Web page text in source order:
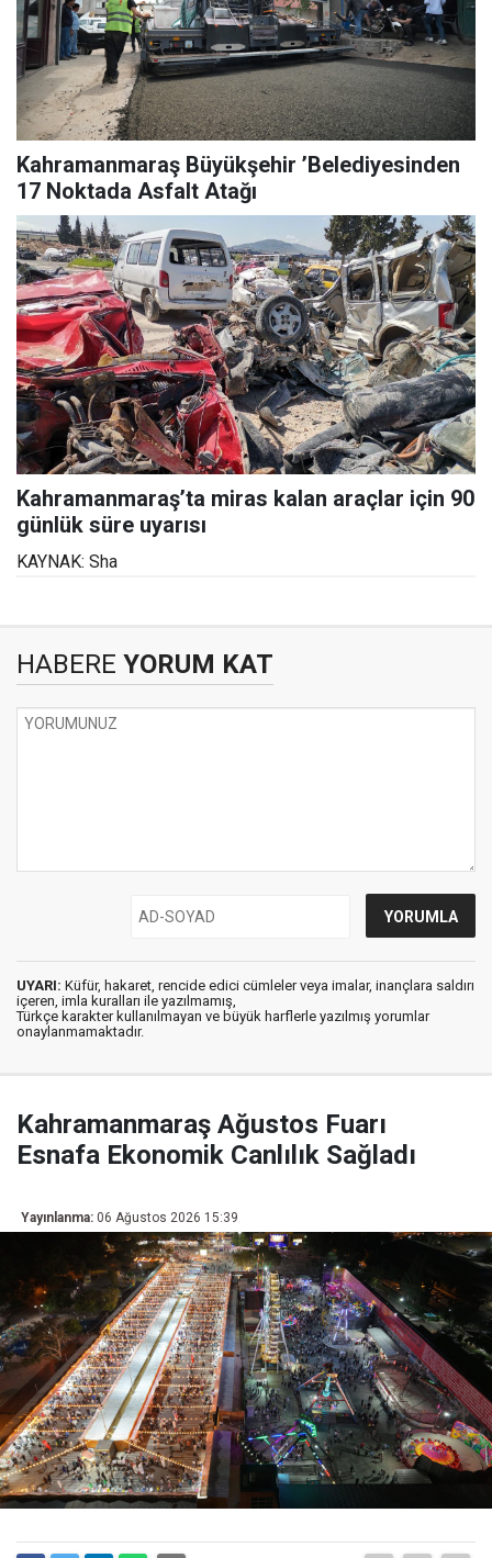
Kahramanmaraş Büyükşehir ’Belediyesinden
17 Noktada Asfalt Atağı
Kahramanmaraş’ta miras kalan araçlar için 90
günlük süre uyarısı
KAYNAK: Sha
HABERE YORUM KAT
UYARI: Küfür, hakaret, rencide edici cümleler veya imalar, inançlara saldırı
içeren, imla kuralları ile yazılmamış,
Türkçe karakter kullanılmayan ve büyük harflerle yazılmış yorumlar
onaylanmamaktadır.
Kahramanmaraş Ağustos Fuarı
Esnafa Ekonomik Canlılık Sağladı
Yayınlanma: 06 Ağustos 2026 15:39